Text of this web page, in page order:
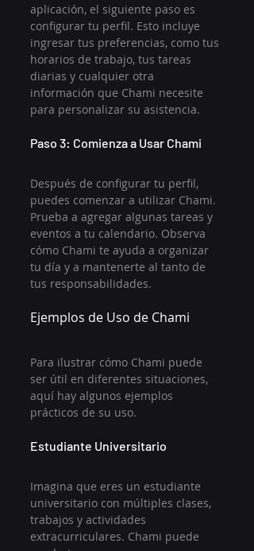
aplicación, el siguiente paso es
configurar tu perfil. Esto incluye
ingresar tus preferencias, como tus
horarios de trabajo, tus tareas
diarias y cualquier otra
información que Chami necesite
para personalizar su asistencia.
Paso 3: Comienza a Usar Chami
Después de configurar tu perfil,
puedes comenzar a utilizar Chami.
Prueba a agregar algunas tareas y
eventos a tu calendario. Observa
cómo Chami te ayuda a organizar
tu día y a mantenerte al tanto de
tus responsabilidades.
Ejemplos de Uso de Chami
Para ilustrar cómo Chami puede
ser útil en diferentes situaciones,
aquí hay algunos ejemplos
prácticos de su uso.
Estudiante Universitario
Imagina que eres un estudiante
universitario con múltiples clases,
trabajos y actividades
extracurriculares. Chami puede